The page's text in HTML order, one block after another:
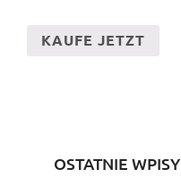
KAUFE JETZT
OSTATNIE WPISY